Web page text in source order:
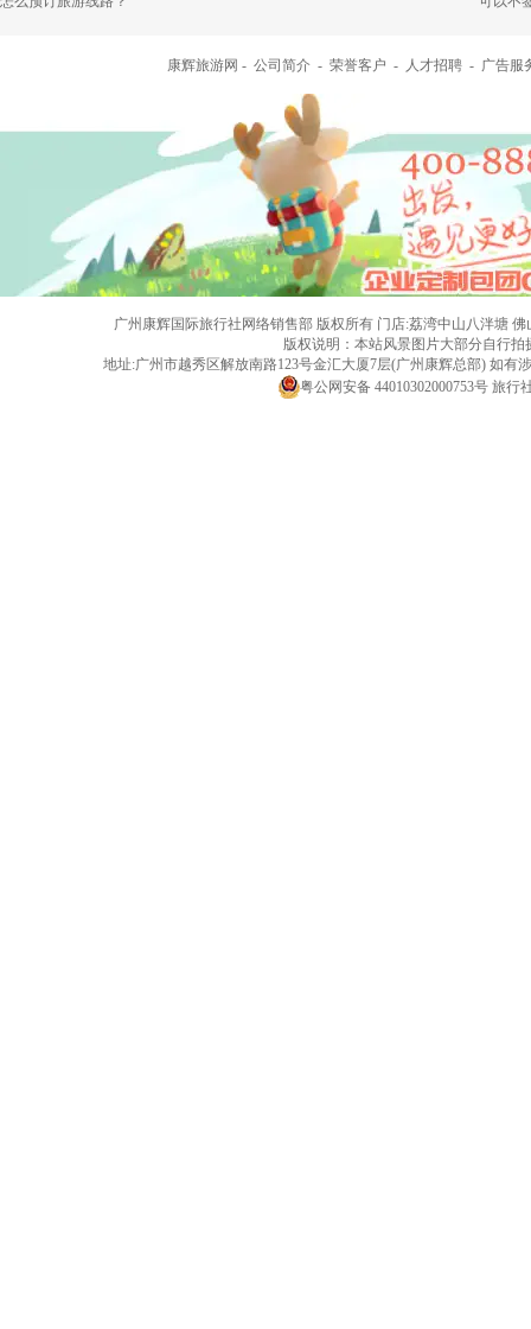
康辉旅游网 - 公司简介 - 荣誉客户 - 人才招聘 - 广告服
广州康辉国际旅行社网络销售部 版权所有 门店:荔湾中山八泮塘 佛
版权说明：本站风景图片大部分自行
地址:广州市越秀区解放南路123号金汇大厦7层(广州康辉总部) 如
粤公网安备 44010302000753号 旅行